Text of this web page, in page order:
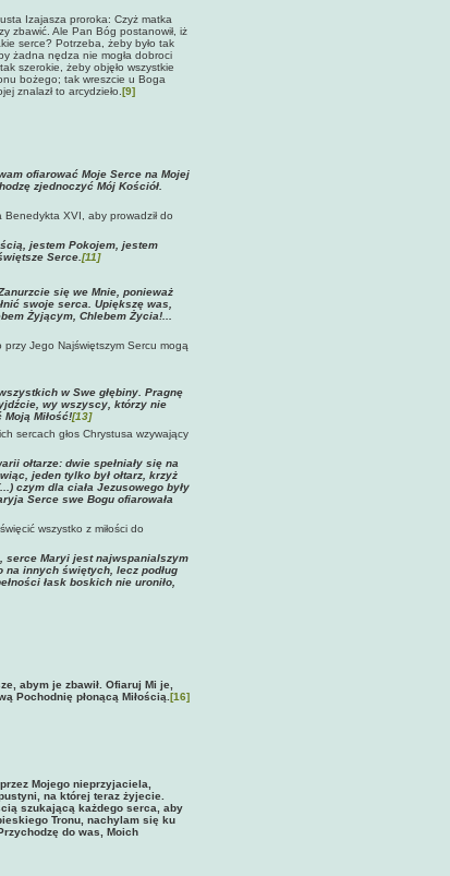
Izajasza proroka: Czyż matka
zbawić. Ale Pan Bóg postanowił, iż
serce? Potrzeba, żeby było tak
żadna nędza nie mogła dobroci
szerokie, żeby objęło wszystkie
bożego; tak wreszcie u Boga
znalazł to arcydzieło.[9]
ofiarować Moje Serce na Mojej
zjednoczyć Mój Kościół.
Benedykta XVI, aby prowadził do
jestem Pokojem, jestem
Serce. [11]
się we Mnie, ponieważ
swoje serca. Upiększę was,
Żyjącym, Chlebem Życia!...
Jego Najświętszym Sercu mogą
w Swe głębiny. Pragnę
wy wszyscy, którzy nie
Miłość![13]
sercach głos Chrystusa wzywający
ołtarze: dwie spełniały się na
jeden tylko był ołtarz, krzyż
czym dla ciała Jezusowego były
Serce swe Bogu ofiarowała
wszystko z miłości do
serce Maryi jest najwspanialszym
innych świętych, lecz podług
łask boskich nie uroniło,
abym je zbawił. Ofiaruj Mi je,
Pochodnię płonącą Miłością. [16]
Mojego nieprzyjaciela,
na której teraz żyjecie.
szukającą każdego serca, aby
Tronu, nachylam się ku
do was, Moich